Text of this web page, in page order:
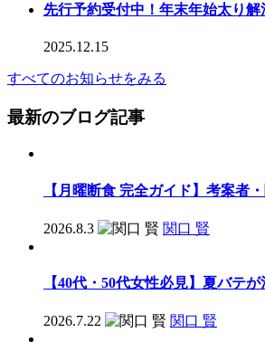
先行予約受付中！年末年始太り
2025.12.15
すべてのお知らせをみる
最新のブログ記事
【月曜断食 完全ガイド】考案者
2026.8.3 関口 賢
【40代・50代女性必見】夏バテ
2026.7.22 関口 賢